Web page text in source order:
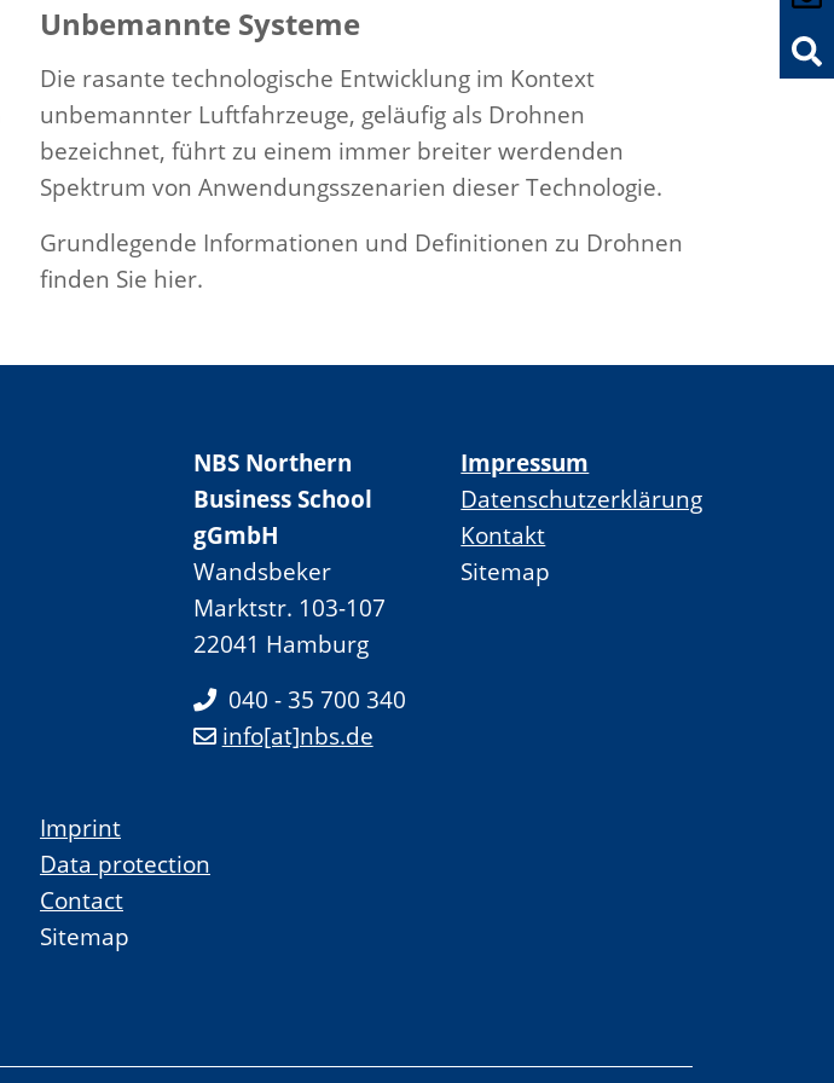
Unbemannte Systeme
Die rasante technologische Entwicklung im Kontext
unbemannter Luftfahrzeuge, geläufig als Drohnen
bezeichnet, führt zu einem immer breiter werdenden
Spektrum von Anwendungsszenarien dieser Technologie.
Grundlegende Informationen und Definitionen zu Drohnen
finden Sie hier.
NBS Northern
Business School
gGmbH
Wandsbeker
Marktstr. 103-107
22041 Hamburg
040 - 35 700 340
info[at]nbs.de
Impressum
Datenschutzerklärung
Kontakt
Sitemap
Imprint
Data protection
Contact
Sitemap